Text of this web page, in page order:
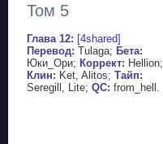
Том 5
Глава 12: [4shared]
Перевод: Tulaga; Бета:
Юки_Ори; Коррект: Hellion;
Клин: Ket, Alitos; Тайп:
Seregill, Lite; QC: from_hell.